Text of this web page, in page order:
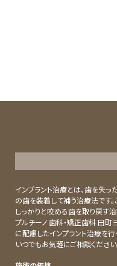
インプラント治療とは、歯を失
の歯を装着して補う治療法です
しっかりと咬める歯を取り戻す
プルチーノ 歯科・矯正歯科 田町
に配慮したインプラント治療を
いつでもお気軽にご相談ください